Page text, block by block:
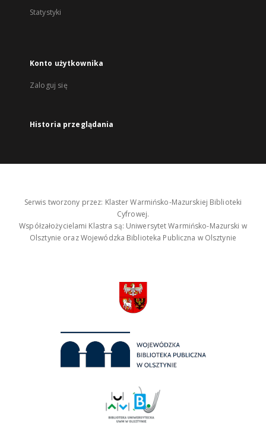
Statystyki
Konto użytkownika
Zaloguj się
Historia przeglądania
Serwis tworzony przez: Klaster Warmińsko-Mazurskiej Biblioteki
Cyfrowej.
Współzałożycielami Klastra są: Uniwersytet Warmińsko-Mazurski w
Olsztynie oraz Wojewódzka Biblioteka Publiczna w Olsztynie